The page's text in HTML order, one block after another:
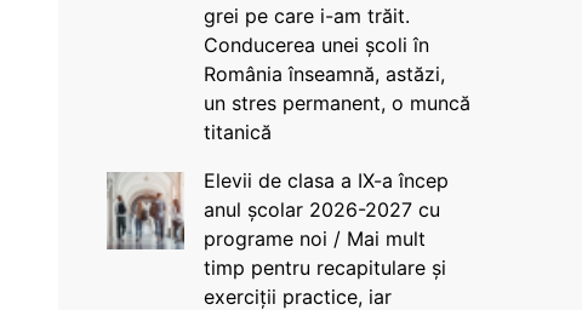
grei pe care i-am trăit.
Conducerea unei școli în
România înseamnă, astăzi,
un stres permanent, o muncă
titanică
Elevii de clasa a IX-a încep
anul școlar 2026-2027 cu
programe noi / Mai mult
timp pentru recapitulare și
exerciții practice, iar